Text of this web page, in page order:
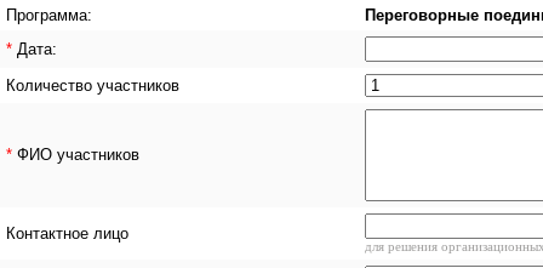
Программа:
Переговорные
* Дата:
Количество участников
* ФИО участников
Контактное лицо
для решения